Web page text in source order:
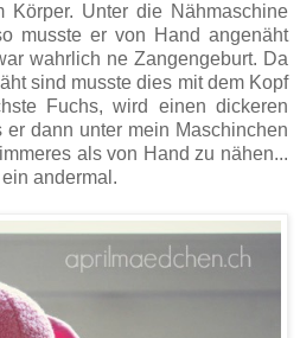
Unter die Nähmaschine
musste er von Hand angenäht
wahrlich ne Zangengeburt. Da
sind musste dies mit dem Kopf
Fuchs, wird einen dickeren
dann unter mein Maschinchen
als von Hand zu nähen...
andermal.